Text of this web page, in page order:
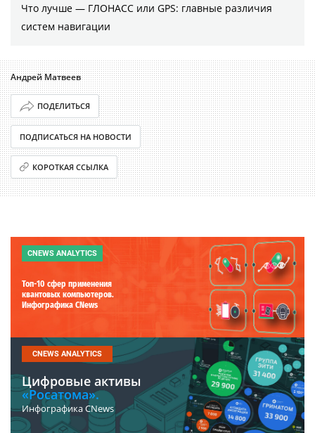
Что лучше — ГЛОНАСС или GPS: главные различия
систем навигации
Андрей Матвеев
ПОДЕЛИТЬСЯ
ПОДПИСАТЬСЯ НА НОВОСТИ
КОРОТКАЯ ССЫЛКА
CNEWS ANALYTICS
Топ-10 сфер применения
квантовых компьютеров.
Инфографика CNews
CNEWS ANALYTICS
Цифровые активы
«Росатома».
Инфографика CNews